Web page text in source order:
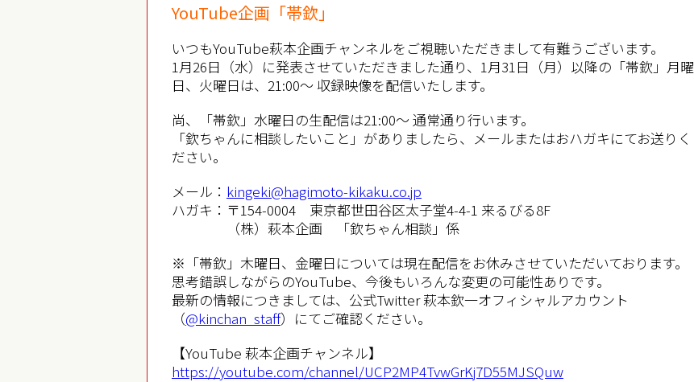
YouTube企画「帯欽」
いつもYouTube萩本企画チャンネルをご視聴いただきまして有難うございます。
1月26日（水）に発表させていただきました通り、1月31日（月）以降の「帯欽」月曜
日、火曜日は、21:00～ 収録映像を配信いたします。
尚、「帯欽」水曜日の生配信は21:00～ 通常通り行います。
「欽ちゃんに相談したいこと」がありましたら、メールまたはおハガキにてお送りく
ださい。
メール： kingeki@hagimoto-kikaku.co.jp
ハガキ：〒154-0004 東京都世田谷区太子堂4-4-1 来るびる8F
（株）萩本企画 「欽ちゃん相談」係
※「帯欽」木曜日、金曜日については現在配信をお休みさせていただいております。
思考錯誤しながらのYouTube、今後もいろんな変更の可能性ありです。
最新の情報につきましては、公式Twitter 萩本欽一オフィシャルアカウント
（@kinchan_staff）にてご確認ください。
【YouTube 萩本企画チャンネル】
https://youtube.com/channel/UCP2MP4TvwGrKj7D55MJSQuw